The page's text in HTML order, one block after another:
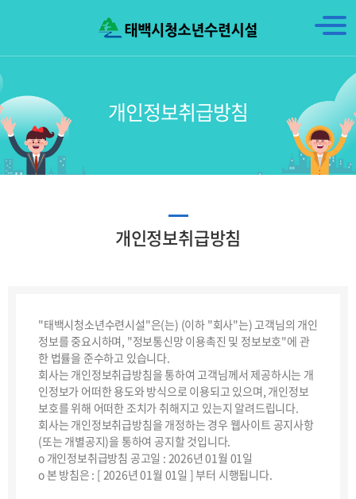
개인정보취급방침
개인정보취급방침
"태백시청소년수련시설"은(는) (이하 "회사"는) 고객님의 개인
정보를 중요시하며, "정보통신망 이용촉진 및 정보보호"에 관
한 법률을 준수하고 있습니다.
회사는 개인정보취급방침을 통하여 고객님께서 제공하시는 개
인정보가 어떠한 용도와 방식으로 이용되고 있으며, 개인정보
보호를 위해 어떠한 조치가 취해지고 있는지 알려드립니다.
회사는 개인정보취급방침을 개정하는 경우 웹사이트 공지사항
(또는 개별공지)을 통하여 공지할 것입니다.
ο 개인정보취급방침 공고일 : 2026년 01월 01일
ο 본 방침은 : [ 2026년 01월 01일 ] 부터 시행됩니다.